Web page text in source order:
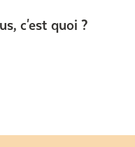
c'est quoi ?